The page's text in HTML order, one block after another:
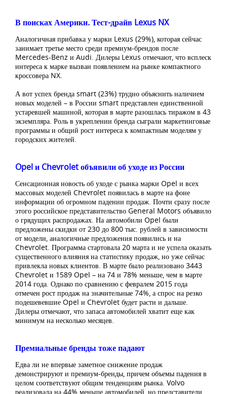
В поисках Америки. Тест-драйв Lexus NX
Аналогичная прибавка у марки Lexus (29%), которая сейчас
занимает третье место среди премиум-брендов после
Mercedes-Benz и Audi. Дилеры Lexus отмечают, что всплеск
интереса к марке вызван появлением на рынке компактного
кроссовера NX.
А вот успех бренда smart (23%) трудно объяснить наличием
новых моделей – в России smart представлен единственной
устаревшей машиной, которая в марте разошлась тиражом в 43
экземпляра. Роль в укреплении бренда сыграли маркетинговые
программы и общий рост интереса к компактным моделям у
городских жителей.
Opel и Chevrolet объявили об уходе из России
Сенсационная новость об уходе с рынка марки Opel и всех
массовых моделей Chevrolet появилась в марте на фоне
информации об огромном падении продаж. Почти сразу после
этого российское представительство General Motors объявило
о грядущих распродажах. На автомобили Opel были
предложены скидки от 230 до 800 тыс. рублей в зависимости
от модели, аналогичные предложения появились и на
Chevrolet. Программа стартовала 20 марта и не успела оказать
существенного влияния на статистику продаж, но уже сейчас
привлекла новых клиентов. В марте было реализовано 3443
Chevrolet и 1589 Opel – на 74 и 78% меньше, чем в марте
2014 года. Однако по сравнению с февралем 2015 года
отмечен рост продаж на значительные 74%, а спрос на резко
подешевевшие Opel и Chevrolet будет расти и дальше.
Дилеры отмечают, что запаса автомобилей хватит еще как
минимум на несколько месяцев.
Премиальные бренды тоже падают
Едва ли не впервые заметное снижение продаж
демонстрируют и премиум-бренды, причем объемы падения в
целом соответствуют общим тенденциям рынка. Volvo
реализовала на 44% меньше автомобилей, но представители